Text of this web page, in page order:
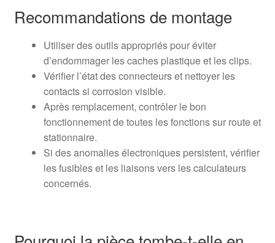
Recommandations de montage
Utiliser des outils appropriés pour éviter
d’endommager les caches plastique et les clips.
Vérifier l’état des connecteurs et nettoyer les
contacts si corrosion visible.
Après remplacement, contrôler le bon
fonctionnement de toutes les fonctions sur route et
stationnaire.
Si des anomalies électroniques persistent, vérifier
les fusibles et les liaisons vers les calculateurs
concernés.